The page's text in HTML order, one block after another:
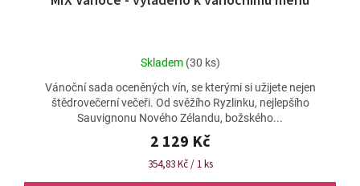
Průměrné
produktu
je
4,9
z
5
hvězdiček.
Skladem (30 ks)
2 129 Kč
Měrná
354,83 Kč / 1 ks
Vánoční sada oceněných vín, se kterými si užijete nejen
štědrovečerní večeři. Od svěžího Ryzlinku, nejlepšího
Sauvignonu Nového Zélandu, božského...